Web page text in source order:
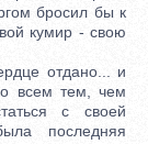
бросил бы к
кумир - свою
отдано... и
всем тем, чем
с своей
последняя